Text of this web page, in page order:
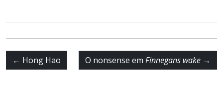
← Hong Hao O nonsense em Finnegans wake →